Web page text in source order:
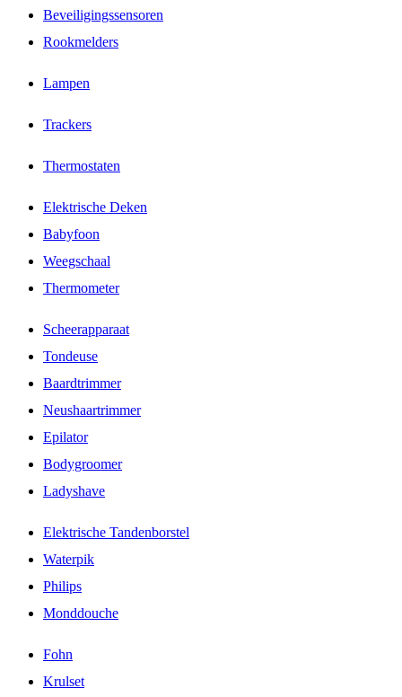
Beveiligingssensoren
Rookmelders
Lampen
Trackers
Thermostaten
Elektrische Deken
Babyfoon
Weegschaal
Thermometer
Scheerapparaat
Tondeuse
Baardtrimmer
Neushaartrimmer
Epilator
Bodygroomer
Ladyshave
Elektrische Tandenborstel
Waterpik
Philips
Monddouche
Fohn
Krulset